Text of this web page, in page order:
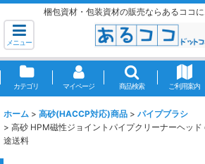
梱包資材・包装資材の販売ならあるココに
メニュー
カテゴリ マイページ 商品検索 ご利用案内
ホーム > 高砂(HACCP対応)商品 > パイプブラシ
> 高砂 HPM磁性ジョイントパイプクリーナーヘッ
途送料